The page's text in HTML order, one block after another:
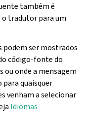
também é
tradutor para um
podem ser mostrados
código-fonte do
onde a mensagem
para quaisquer
venham a selecionar
Idiomas